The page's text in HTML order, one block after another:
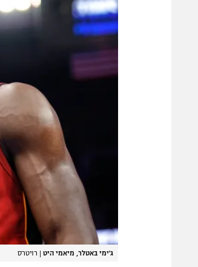
ג'ימי באטלר, מיאמי היט רויטרס